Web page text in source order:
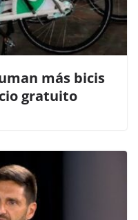
más bicis
gratuito